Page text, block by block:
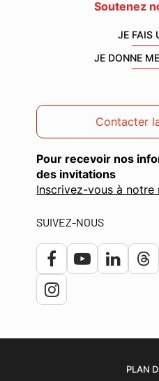
Soutenez
JE FAIS
JE DONNE
Contacter
Pour recevoir nos
des invitations
Inscrivez-vous à notre
SUIVEZ-NOUS
Lien
vers
compte
Facebook
Lien
chaîne
Youtube
Lien
Lien
PLAN